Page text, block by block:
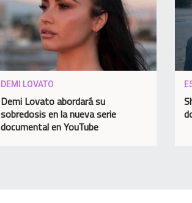
DEMI LOVATO
Demi Lovato abordará su
sobredosis en la nueva serie
documental en YouTube